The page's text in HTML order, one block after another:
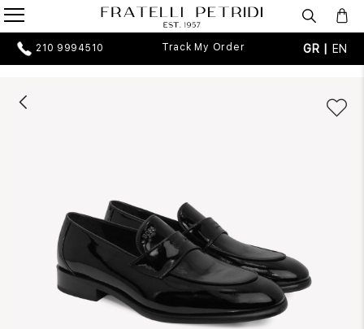
210 9994510 Track My Order GR | EN